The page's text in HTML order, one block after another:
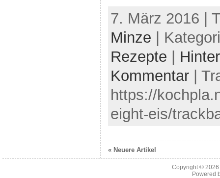
7. März 2016 |
Minze |
Rezepte
Kommentar|
https://
eight-eis/
« Neuere Artikel
Copyright ©
Powered